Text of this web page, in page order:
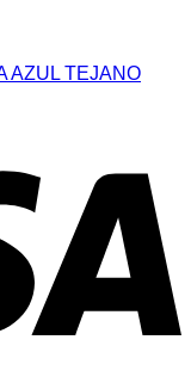
AZUL TEJANO